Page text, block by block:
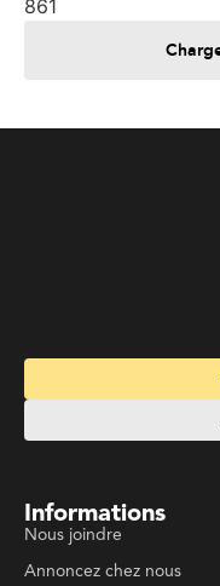
Services
Suivez La Liberté